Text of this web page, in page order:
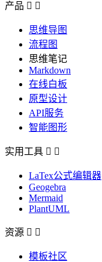
产品  
思维导图
流程图
思维笔记
Markdown
在线白板
原型设计
API服务
智能图形
实用工具  
LaTex公式编辑器
Geogebra
Mermaid
PlantUML
资源  
模板社区